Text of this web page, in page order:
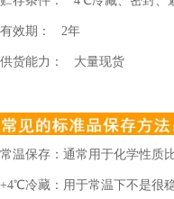
有效期： 2年
供货能力： 大量现货
常温保存：通常用于化学性质
+4℃冷藏：用于常温下不是很